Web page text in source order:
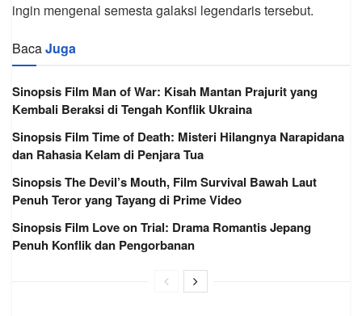
ingin mengenal semesta galaksi legendaris tersebut.
BacaJuga
Sinopsis Film Man of War: Kisah Mantan Prajurit yang
Kembali Beraksi di Tengah Konflik Ukraina
Sinopsis Film Time of Death: Misteri Hilangnya Narapidana
dan Rahasia Kelam di Penjara Tua
Sinopsis The Devil’s Mouth, Film Survival Bawah Laut
Penuh Teror yang Tayang di Prime Video
Sinopsis Film Love on Trial: Drama Romantis Jepang
Penuh Konflik dan Pengorbanan